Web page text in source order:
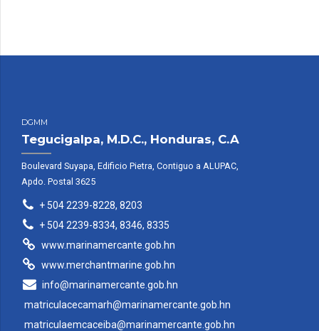
DGMM
Tegucigalpa, M.D.C., Honduras, C.A
Boulevard Suyapa, Edificio Pietra, Contiguo a ALUPAC,
Apdo. Postal 3625
+ 504 2239-8228, 8203
+ 504 2239-8334, 8346, 8335
www.marinamercante.gob.hn
www.merchantmarine.gob.hn
info@marinamercante.gob.hn
matriculacecamarh@marinamercante.gob.hn
matriculaemcaceiba@marinamercante.gob.hn